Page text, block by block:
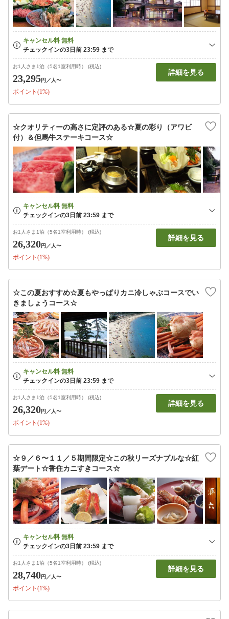
お1人さま1泊（5名1室利用時） (税込)
23,295円 ／人〜
ポイント(1%)
詳細を見る
☆クオリティーの高さに定評のある☆夏の彩り（アワビ
付）＆但馬牛ステーキコース☆
お1人さま1泊（5名1室利用時） (税込)
26,320円 ／人〜
ポイント(1%)
詳細を見る
☆この夏おすすめ☆夏もやっぱりカニ冷しゃぶコースでい
きましょうコース☆
お1人さま1泊（5名1室利用時） (税込)
26,320円 ／人〜
ポイント(1%)
詳細を見る
☆９／６〜１１／５期間限定☆この秋リーズナブルな☆紅
葉デート☆香住カニすきコース☆
お1人さま1泊（5名1室利用時） (税込)
28,740円 ／人〜
ポイント(1%)
詳細を見る